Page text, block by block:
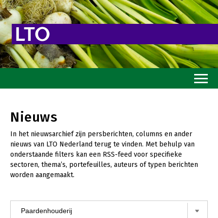
Toekomstvisie
Goed eten
Mooi groen
Sterk ondernemerschap
Nieuws
In het nieuwsarchief zijn persberichten, columns en ander
nieuws van LTO Nederland terug te vinden. Met behulp van
onderstaande filters kan een RSS-feed voor specifieke
sectoren, thema’s, portefeuilles, auteurs of typen berichten
worden aangemaakt.